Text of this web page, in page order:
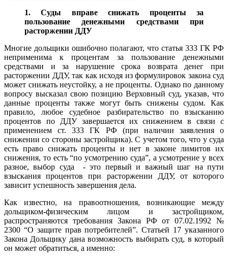
1. Суды вправе снижать проценты за
пользование денежными средствами при
расторжении ДДУ
Многие дольщики ошибочно полагают, что статья 333 ГК РФ
неприменима к процентам за пользование денежными
средствами и за нарушение срока возврата денег при
расторжении ДДУ, так как исходя из формулировок закона суд
может снижать неустойку, а не проценты. Однако по данному
вопросу высказал свою позицию Верховный суд, указав, что
данные проценты также могут быть снижены судом. Как
правило, любое судебное разбирательство по взысканию
процентов по ДДУ завершается их снижением в связи с
применением ст. 333 ГК РФ (при наличии заявления о
снижении со стороны застройщика). С учетом того, что у суда
есть право снижать проценты и нет в законе лимитов их
снижения, то есть “по усмотрению суда”, а усмотрение у всех
разное, выбор суда - это первый и важный шаг на пути
взыскания процентов при расторжении ДДУ, от которого
зависит успешность завершения дела.
Как известно, на правоотношения, возникающие между
дольщиком-физическим лицом и застройщиком,
распространяются требования Закона РФ от 07.02.1992 №
2300 “О защите прав потребителей”. Статьей 17 указанного
Закона Дольщику дана возможность выбирать суд, в который
он может обратиться, а именно: